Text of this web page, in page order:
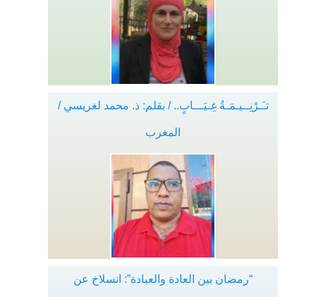
تـَـرْنِــيـمَـةُ غِـيَـــابٍ.. / بقلم: ذ. محمد لغريسي /
المغرب
“رمضان بين العادة والعبادة”: انسلاخ عن